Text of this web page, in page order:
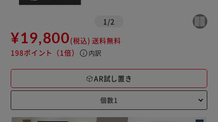
1 /2
¥19,800(税込) 送料無料
198ポイント （1倍） info 内訳
AR試し置き